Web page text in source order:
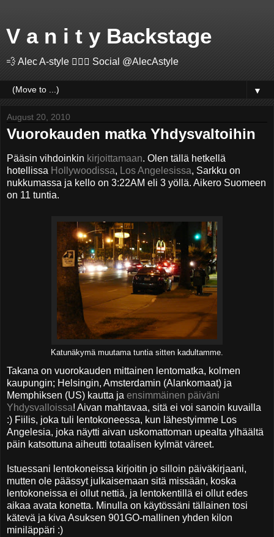
V a n i t y Backstage
💨 Alec A-style 🤽🏻‍♂️ Social @AlecAstyle
▼
August 20, 2010
Vuorokauden matka Yhdysvaltoihin
Pääsin vihdoinkin kirjoittamaan. Olen tällä hetkellä
hotellissa Hollywoodissa, Los Angelesissa, Sarkku on
nukkumassa ja kello on 3:22AM eli 3 yöllä. Aikero Suomeen
on 11 tuntia.
Katunäkymä muutama tuntia sitten kadultamme.
Takana on vuorokauden mittainen lentomatka, kolmen
kaupungin; Helsingin, Amsterdamin (Alankomaat) ja
Memphiksen (US) kautta ja ensimmäinen päiväni
Yhdysvalloissa! Aivan mahtavaa, sitä ei voi sanoin kuvailla
:) Fiilis, joka tuli lentokoneessa, kun lähestyimme Los
Angelesia, joka näytti aivan uskomattoman upealta ylhäältä
päin katsottuna aiheutti totaalisen kylmät väreet.
Istuessani lentokoneissa kirjoitin jo silloin päiväkirjaani,
mutten ole päässyt julkaisemaan sitä missään, koska
lentokoneissa ei ollut nettiä, ja lentokentillä ei ollut edes
aikaa avata konetta. Minulla on käytössäni tällainen tosi
kätevä ja kiva Asuksen 901GO-mallinen yhden kilon
miniläppäri :)